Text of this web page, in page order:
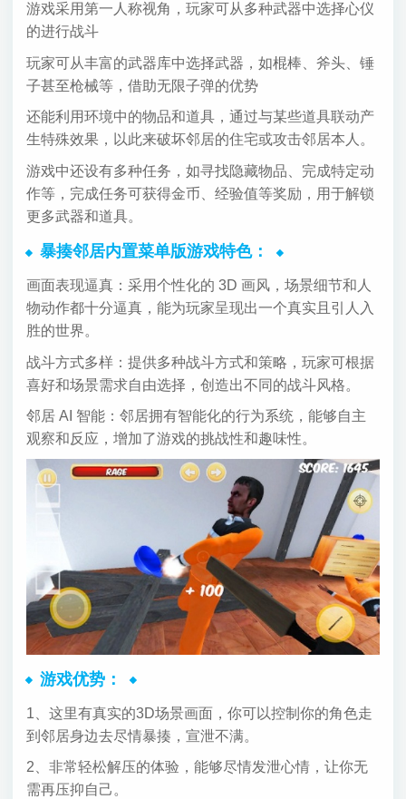
游戏采用第一人称视角，玩家可从多种武器中选择心仪
的进行战斗
玩家可从丰富的武器库中选择武器，如棍棒、斧头、锤
子甚至枪械等，借助无限子弹的优势
还能利用环境中的物品和道具，通过与某些道具联动产
生特殊效果，以此来破坏邻居的住宅或攻击邻居本人。
游戏中还设有多种任务，如寻找隐藏物品、完成特定动
作等，完成任务可获得金币、经验值等奖励，用于解锁
更多武器和道具。
暴揍邻居内置菜单版游戏特色：
画面表现逼真：采用个性化的 3D 画风，场景细节和人
物动作都十分逼真，能为玩家呈现出一个真实且引人入
胜的世界。
战斗方式多样：提供多种战斗方式和策略，玩家可根据
喜好和场景需求自由选择，创造出不同的战斗风格。
邻居 AI 智能：邻居拥有智能化的行为系统，能够自主
观察和反应，增加了游戏的挑战性和趣味性。
游戏优势：
1、这里有真实的3D场景画面，你可以控制你的角色走
到邻居身边去尽情暴揍，宣泄不满。
2、非常轻松解压的体验，能够尽情发泄心情，让你无
需再压抑自己。